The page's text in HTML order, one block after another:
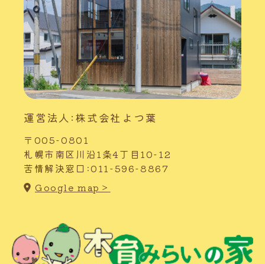
運営法人:株式会社よつ葉
〒005-0801
札幌市南区川沿1条4丁目10-12
苦情解決窓口:011-596-8867
Google map＞